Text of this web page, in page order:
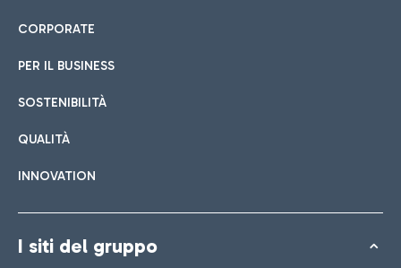
CORPORATE
PER IL BUSINESS
SOSTENIBILITÀ
QUALITÀ
INNOVATION
I siti del gruppo